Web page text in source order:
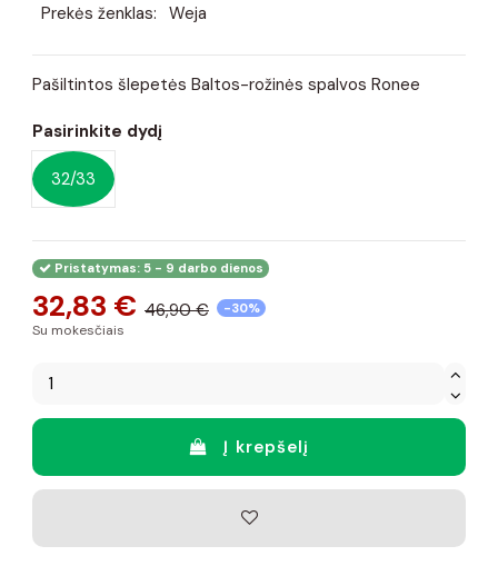
Prekės ženklas: Weja
Pašiltintos šlepetės Baltos-rožinės spalvos Ronee
Pasirinkite dydį
32/33
Pristatymas: 5 - 9 darbo dienos
32,83 € 46,90 € -30%
Su mokesčiais
Į krepšelį